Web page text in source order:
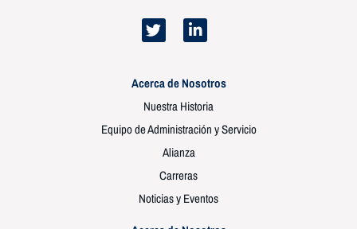
Acerca de Nosotros
Nuestra Historia
Equipo de Administración y Servicio
Alianza
Carreras
Noticias y Eventos